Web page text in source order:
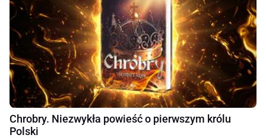
Chrobry. Niezwykła powieść o pierwszym królu
Polski